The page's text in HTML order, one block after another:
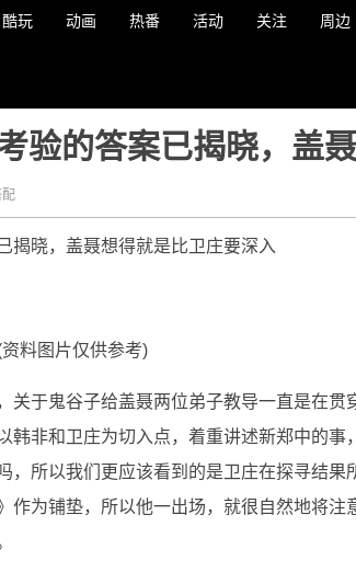
酷玩 动画 热番 活动 关注 周边
验的答案已揭晓，盖
揭晓，盖聂想得就是比卫庄要深入
资料图片仅供参考)
关于鬼谷子给盖聂两位弟子教导一直是在贯
韩非和卫庄为切入点，着重讲述新郑中的事
，所以我们更应该看到的是卫庄在探寻结果
作为铺垫，所以他一出场，就很自然地将注